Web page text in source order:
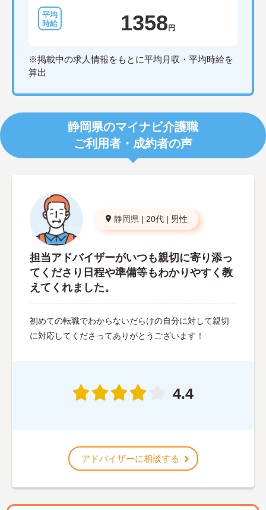
1358円
※掲載中の求人情報をもとに平均月収・平均時給を
算出
静岡県のマイナビ介護職
ご利用者・成約者の声
静岡県 | 20代 | 男性
担当アドバイザーがいつも親切に寄り添っ
てくださり日程や準備等もわかりやすく教
えてくれました。
初めての転職でわからないだらけの自分に対して親切
に対応してくださってありがとうございます！
4.4
アドバイザーに相談する